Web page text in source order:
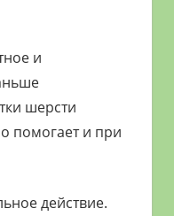
и
шерсти
помогает и при
действие.